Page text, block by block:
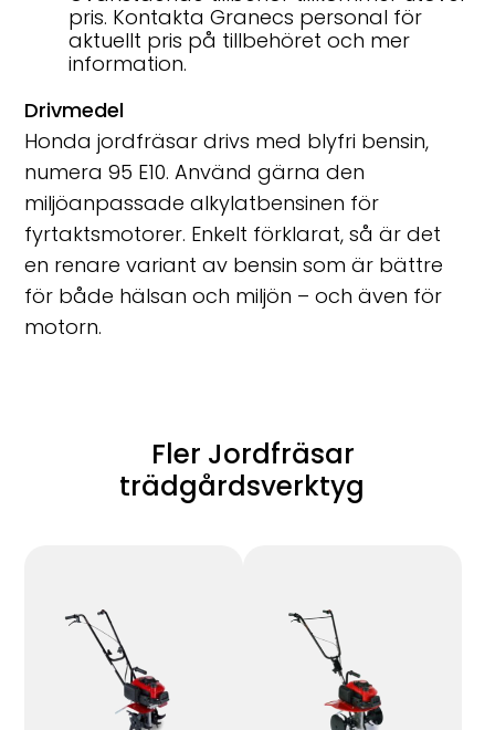
pris. Kontakta Granecs personal för
aktuellt pris på tillbehöret och mer
information.
Drivmedel
Honda jordfräsar drivs med blyfri bensin,
numera 95 E10. Använd gärna den
miljöanpassade alkylatbensinen för
fyrtaktsmotorer. Enkelt förklarat, så är det
en renare variant av bensin som är bättre
för både hälsan och miljön – och även för
motorn.
Fler Jordfräsar
trädgårdsverktyg